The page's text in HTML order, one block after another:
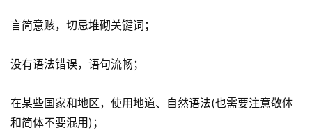
境
科
社
媒
言简意赅，切忌堆砌关键词；
没有语法错误，语句流畅；
在某些国家和地区，使用地道、自然语法(也需要注意敬体
和简体不要混用)；